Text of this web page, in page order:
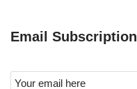
Email Subscription